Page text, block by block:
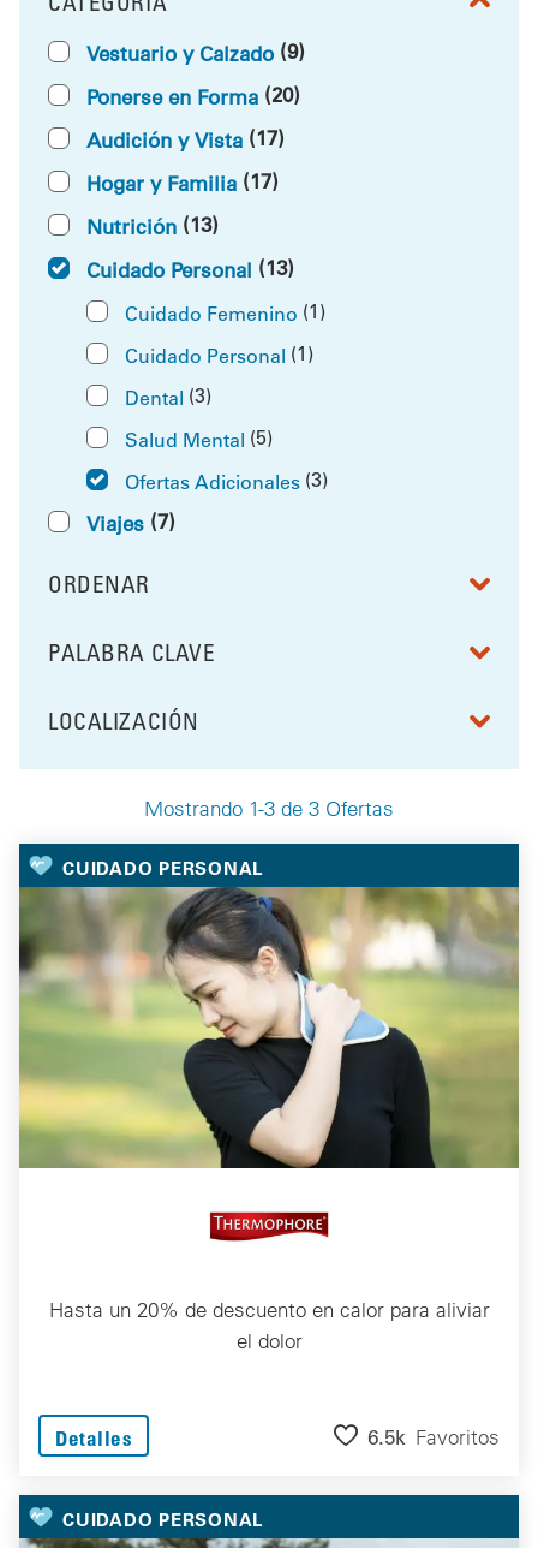
Mostrando 1-3 de 3 Ofertas
FILTRAR POR
Vestuario y Calzado (9)
Ponerse en Forma (20)
Audición y Vista (17)
Hogar y Familia (17)
Nutrición (13)
Cuidado Personal (13)
Cuidado Femenino (1)
Cuidado Personal (1)
Dental (3)
Salud Mental (5)
Ofertas Adicionales (3)
Viajes (7)
ORDENAR
RESULTS BY
FILTRAR POR
PALABRA CLAVE
FILTRAR POR
LOCALIZACIÓN
Your Selected Deals
CUIDADO PERSONAL
Hasta un 20% de descuento en calor para aliviar
el dolor
Detalles 6.5k Favoritos
CUIDADO PERSONAL